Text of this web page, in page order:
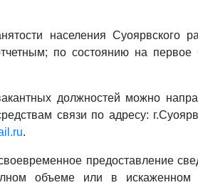
населения Суоярвского
по состоянию на первое
должностей можно
связи по адресу:
.
предоставление
объеме или в искаженном